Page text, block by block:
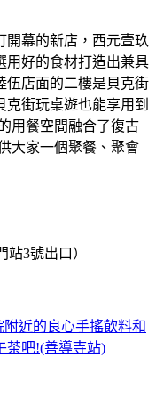
開幕的新店，西元壹玖
用好的食材打造出兼具
伍店面的二樓是貝克街
街玩桌遊也能享用到
用餐空間融合了復古
大家一個聚餐、聚會
3號出口）
附近的良心手搖飲料和
茶吧!(善導寺站)